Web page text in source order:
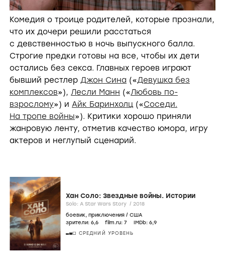
Комедия о троице родителей, которые прознали,
что их дочери решили расстаться
с девственностью в ночь выпускного балла.
Строгие предки готовы на все, чтобы их дети
остались без секса. Главных героев играют
бывший рестлер Джон Сина («Девушка без
комплексов»), Лесли Манн («Любовь по-
взрослому») и Айк Баринхолц («Соседи.
На тропе войны»). Критики хорошо приняли
жанровую ленту, отметив качество юмора, игру
актеров и неглупый сценарий.
Хан Соло: Звездные войны. Истории
Solo: A Star Wars Story / 2018
боевик, приключения / США
зрители: 6,6 film.ru: 7 IMDb: 6,9
СРЕДНИЙ УРОВЕНЬ